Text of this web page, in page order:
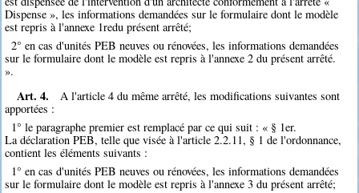
Dispense », les informations demandées sur le formulaire dont le modèle
est repris à l'annexe 1redu présent arrêté;
2° en cas d'unités PEB neuves ou rénovées, les informations demandées
sur le formulaire dont le modèle est repris à l'annexe 2 du présent arrêté.
».
Art. 4.
A l'article 4 du même arrêté, les modifications suivantes sont
apportées :
1° le paragraphe premier est remplacé par ce qui suit : « § 1er.
La déclaration PEB, telle que visée à l'article 2.2.11, § 1 de l'ordonnance,
contient les éléments suivants :
1° en cas d'unités PEB neuves ou rénovées, les informations demandées
sur le formulaire dont le modèle est repris à l'annexe 3 du présent arrêté;